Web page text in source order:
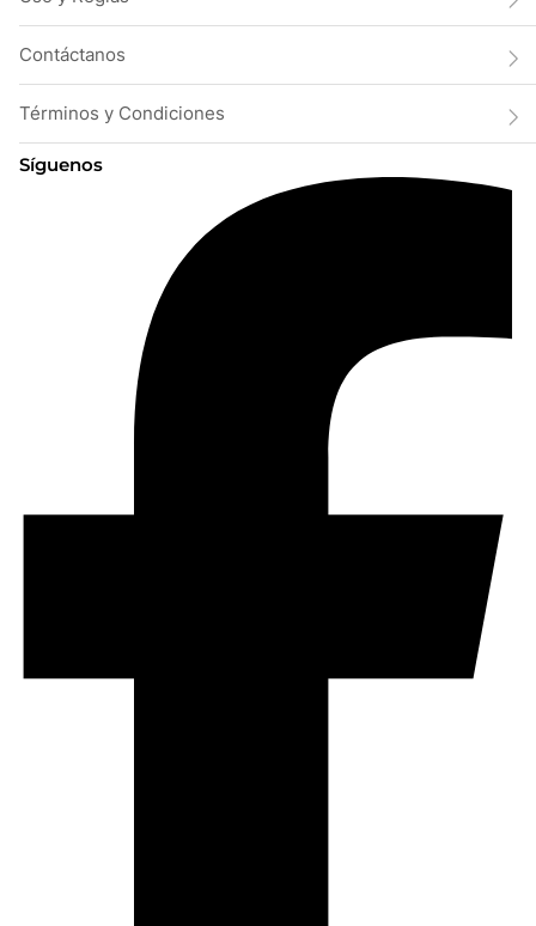
Contáctanos
Términos y Condiciones
Síguenos